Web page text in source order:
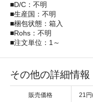
■D/C：不明
■生産国：不明
■梱包状態：箱入
■Rohs：不明
■注文単位：1～
その他の詳細情報
販売価格 21